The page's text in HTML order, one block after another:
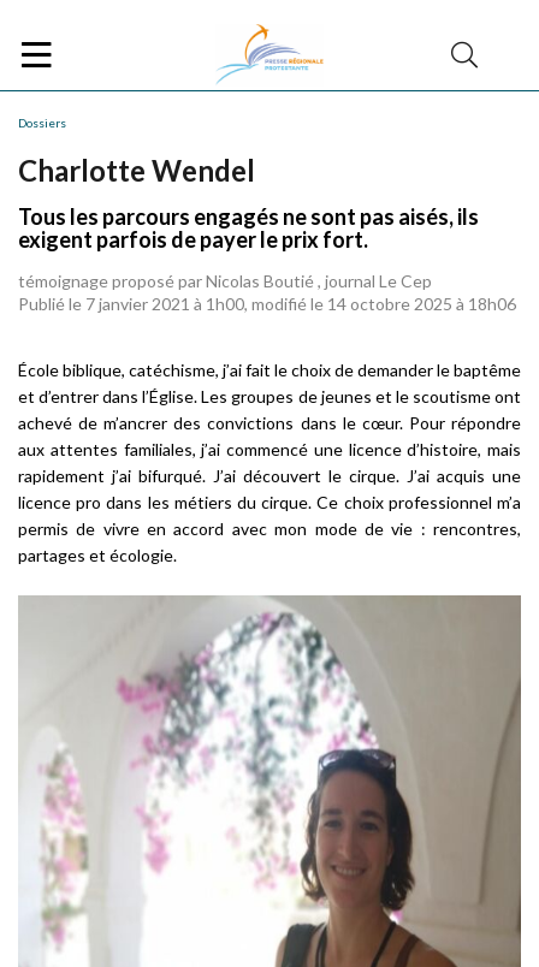
Dossiers
Charlotte Wendel
Tous les parcours engagés ne sont pas aisés, ils
exigent parfois de payer le prix fort.
témoignage proposé par Nicolas Boutié , journal Le Cep
Publié le 7 janvier 2021 à 1h00, modifié le 14 octobre 2025 à 18h06
École biblique, catéchisme, j’ai fait le choix de demander le baptême
et d’entrer dans l’Église. Les groupes de jeunes et le scoutisme ont
achevé de m’ancrer des convictions dans le cœur. Pour répondre
aux attentes familiales, j’ai commencé une licence d’histoire, mais
rapidement j’ai bifurqué. J’ai découvert le cirque. J’ai acquis une
licence pro dans les métiers du cirque. Ce choix professionnel m’a
permis de vivre en accord avec mon mode de vie : rencontres,
partages et écologie.